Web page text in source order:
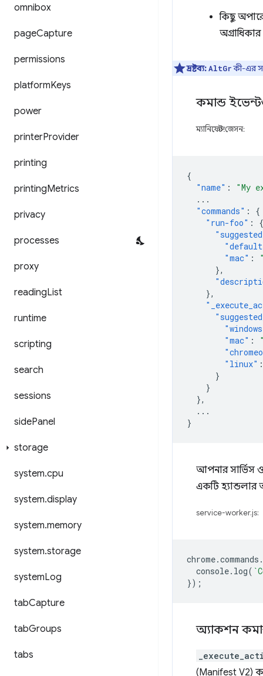
omnibox
pageCapture
permissions
platformKeys
power
printerProvider
printing
printingMetrics
privacy
processes
proxy
readingList
runtime
scripting
search
sessions
sidePanel
storage
system.cpu
system.display
system.memory
system.storage
systemLog
tabCapture
tabGroups
tabs
কিছু
দ্রষ্টব্য:AltGrকী-এর
কমান্ড
ম্যানিফেস্ট.জেসন:
{
"name" : "My
...
"commands" :
{
"run-foo" :
{
"mac" :
},
},
"mac" :
"linux" :
}
}
},
...
}
আপনার সার্ভিস
একটি হ্যান্ডলার
service-worker.js:
chrome.commands .
console. log(
});
অ্যাকশন
(Manifest V2)